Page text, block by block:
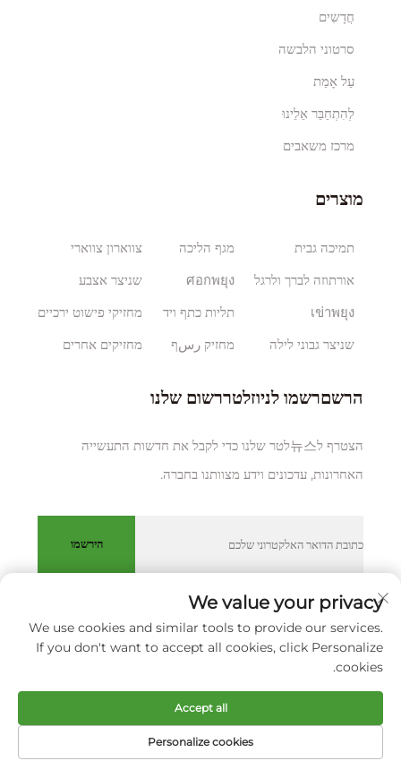
חֲדָשִים
סרטוני הלבשה
עַל אָמַת
לְהִתְחַבֵּר אֵלֵינוּ
מרכז משאבים
מוצרים
תמיכה גבית
אורתוזה לברך ולרגל
เข่าพยุง
שניצר גבוני לילה
מגף הליכה
ศอกพยุง
תליות כתף ויד
מחזיק رسף
צווארון צווארי
שניצר אצבע
מחזיקי פישוט ירכיים
מחזיקים אחרים
הרשםרשמו לניוזלטררשום שלנו
הצטרף ל뉴스לטר שלנו כדי לקבל את חדשות התעשייה
האחרונות, עדכונים וידע מצוותנו בחברה.
הירשמו
כל הזכויות שמורות © XIAMEN HUAKANG ORTHOPEDIC CO.,
LTD. מדיניותICY
גלול למעלה
We value your privacy
We use cookies and similar tools to provide our services.
If you don't want to accept all cookies, click Personalize
cookies.
Personalize cookies
Accept all